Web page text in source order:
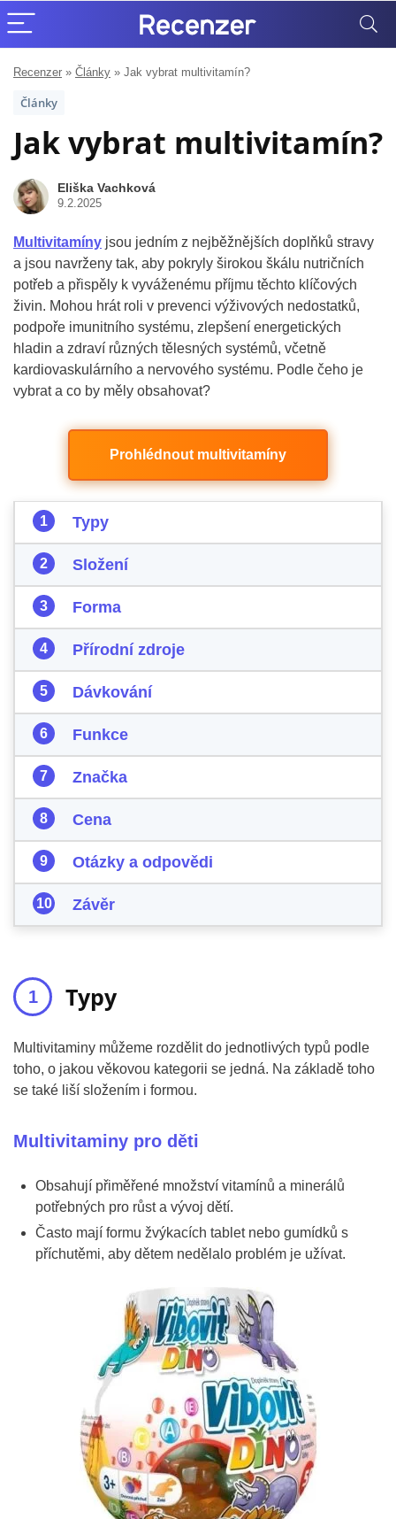
Recenzer » Články » Jak vybrat multivitamín?
Články
Jak vybrat multivitamín?
Eliška Vachková
9.2.2025
Multivitamíny jsou jedním z nejběžnějších doplňků stravy
a jsou navrženy tak, aby pokryly širokou škálu nutričních
potřeb a přispěly k vyváženému příjmu těchto klíčových
živin. Mohou hrát roli v prevenci výživových nedostatků,
podpoře imunitního systému, zlepšení energetických
hladin a zdraví různých tělesných systémů, včetně
kardiovaskulárního a nervového systému. Podle čeho je
vybrat a co by měly obsahovat?
Prohlédnout multivitamíny
Typy
Složení
Forma
Přírodní zdroje
Dávkování
Funkce
Značka
Cena
Otázky a odpovědi
Závěr
Typy
Multivitaminy můžeme rozdělit do jednotlivých typů podle
toho, o jakou věkovou kategorii se jedná. Na základě toho
se také liší složením i formou.
Multivitaminy pro děti
Obsahují přiměřené množství vitamínů a minerálů
potřebných pro růst a vývoj dětí.
Často mají formu žvýkacích tablet nebo gumídků s
příchutěmi, aby dětem nedělalo problém je užívat.